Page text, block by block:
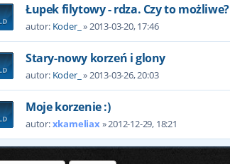
Łupek filytowy - rdza. Czy to możliwe?
autor: Koder_ » 2013-03-20, 17:46
Stary-nowy korzeń i glony
autor: Koder_ » 2013-03-26, 20:03
Moje korzenie :)
autor:xkameliax » 2012-12-29, 18:21